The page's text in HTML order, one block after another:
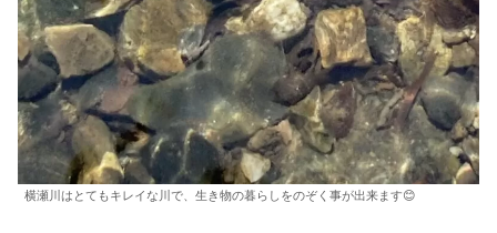
横瀬川はとてもキレイな川で、生き物の暮らしをのぞく事が出来ます😊